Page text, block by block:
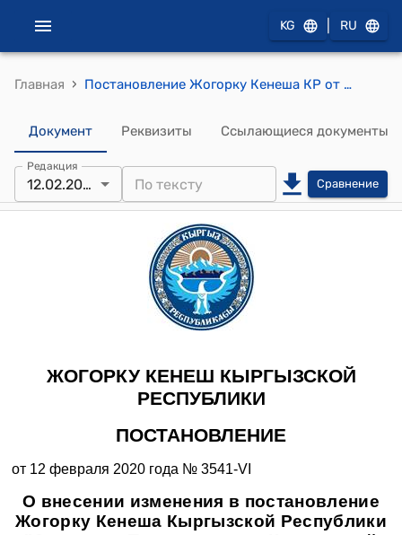
KG RU
Главная › Постановление Жогорку Кенеша КР от 12 февраля 2020 года № 3541-VI "О внесении изменения в постановление Жогорку Кенеша Кыргызской Республики "О составе Правительства Кыргызской Республики" от 20 апреля 2018 года № 2379-VI"
Документ Реквизиты Ссылающиеся документы
Редакция
12.02.2020 Сравнение